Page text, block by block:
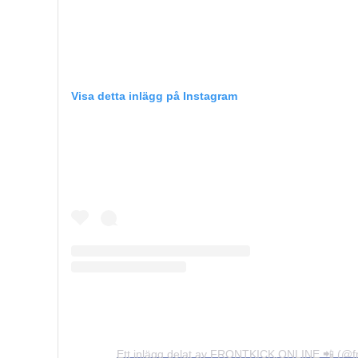
Visa detta inlägg på Instagram
Ett inlägg delat av FRONTKICK.ONLINE 📲